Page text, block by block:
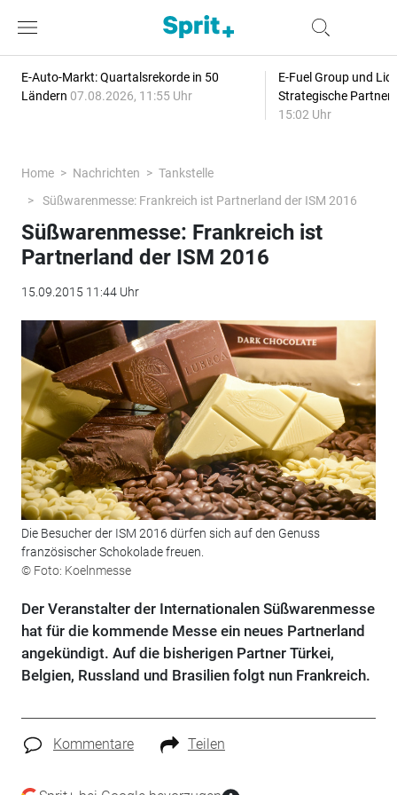
E-Auto-Markt: Quartalsrekorde in 50
Ländern 07.08.2026, 11:55 Uhr
E-Fuel Group und
Strategische
15:02 Uhr
Home Nachrichten
Tankstelle
Süßwarenmesse: Frankreich ist Partnerland der ISM 2016
Süßwarenmesse: Frankreich ist
Partnerland der ISM 2016
15.09.2015 11:44 Uhr
Die Besucher der ISM 2016 dürfen sich auf den Genuss
französischer Schokolade freuen.
© Foto: Koelnmesse
Der Veranstalter der Internationalen Süßwarenmesse
hat für die kommende Messe ein neues Partnerland
angekündigt. Auf die bisherigen Partner Türkei,
Belgien, Russland und Brasilien folgt nun Frankreich.
Kommentare Teilen